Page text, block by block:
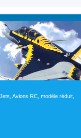
Avions RC, modèle réduit,